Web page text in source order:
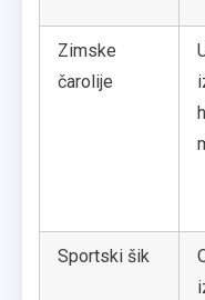
Zimske
čarolije
Sportski šik